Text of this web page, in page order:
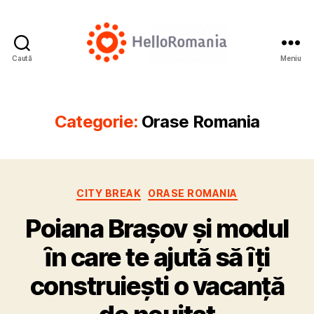
Caută Meniu
Categorie: Orase Romania
Categorii
CITY BREAK ORASE ROMANIA
Poiana Brașov și modul
ȋn care te ajutӑ sӑ ȋți
construiești o vacanțӑ